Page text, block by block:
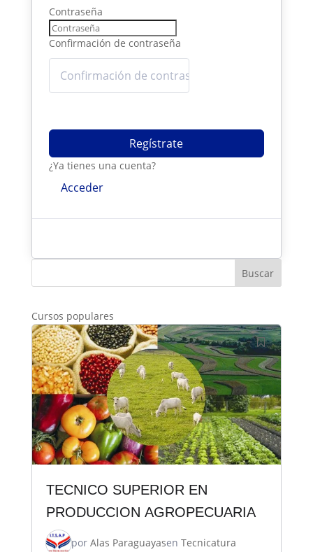
Contraseña
Confirmación de contraseña
Regístrate
¿Ya tienes una cuenta?
Acceder
Buscar
Cursos populares
TECNICO SUPERIOR EN
PRODUCCION AGROPECUARIA
por Alas Paraguayasen Tecnicatura